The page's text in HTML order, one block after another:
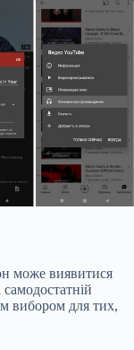
може виявитися
вибором для тих,